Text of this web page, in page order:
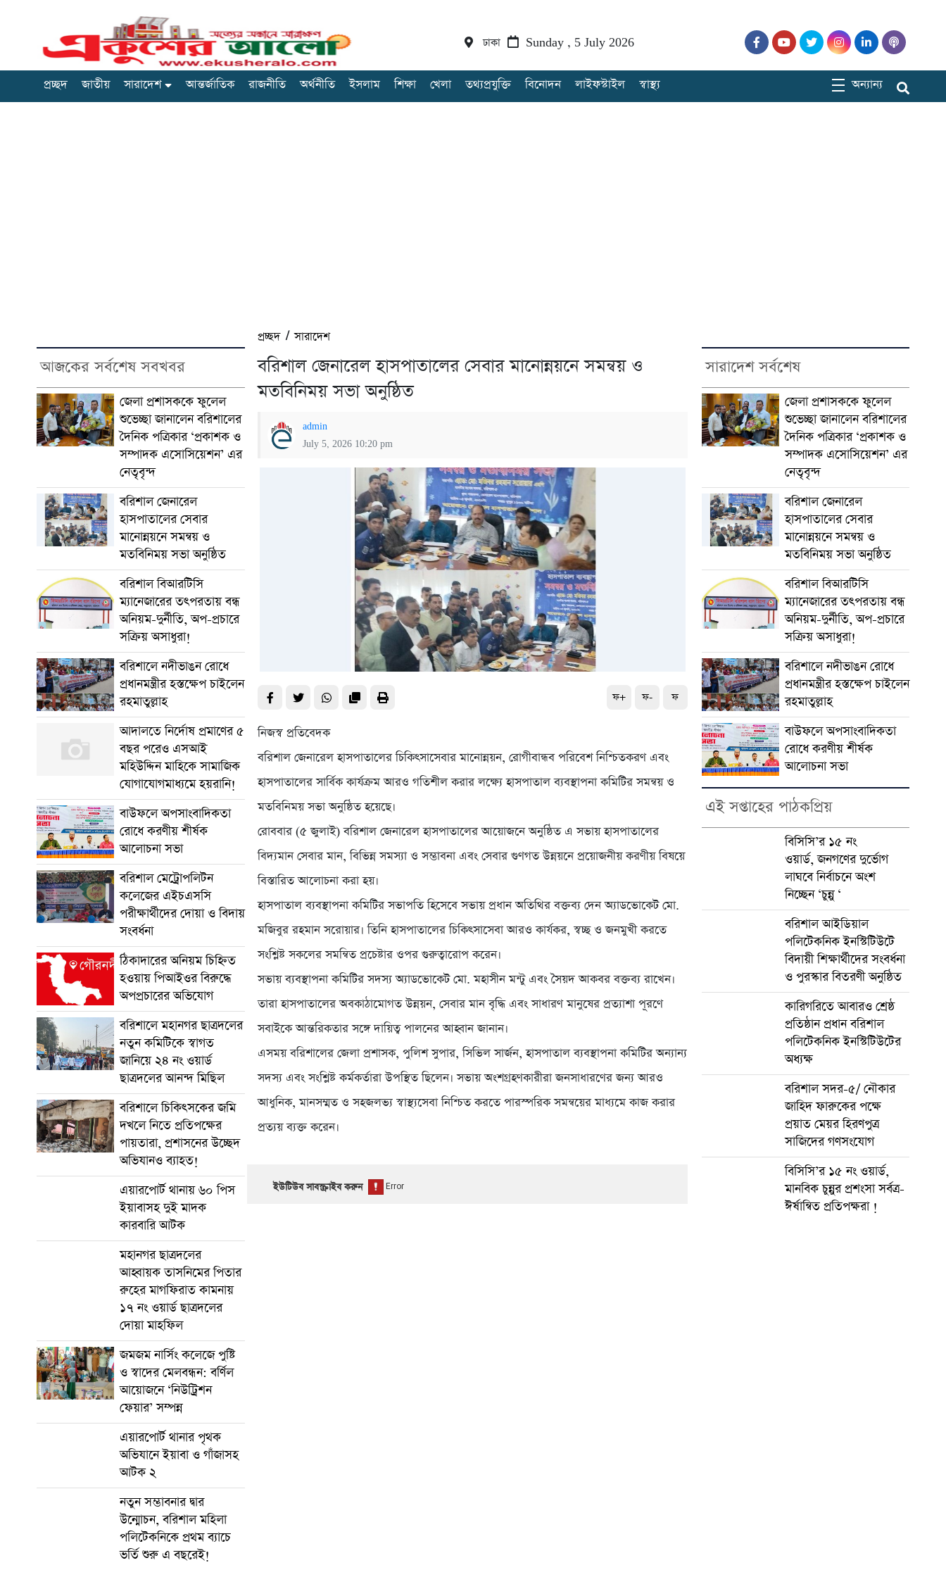
ঢাকা Sunday , 5 July 2026
প্রচ্ছদ জাতীয় সারাদেশ আন্তর্জাতিক রাজনীতি অর্থনীতি ইসলাম শিক্ষা খেলা তথ্যপ্রযুক্তি বিনোদন লাইফস্টাইল স্বাস্থ্য অন্যান্য
আজকের সর্বশেষ সবখবর
জেলা প্রশাসককে ফুলেল
শুভেচ্ছা জানালেন বরিশালের
দৈনিক পত্রিকার ‘প্রকাশক ও
সম্পাদক এসোসিয়েশন’ এর
নেতৃবৃন্দ
বরিশাল জেনারেল
হাসপাতালের সেবার
মানোন্নয়নে সমন্বয় ও
মতবিনিময় সভা অনুষ্ঠিত
বরিশাল বিআরটিসি
ম্যানেজারের তৎপরতায় বন্ধ
অনিয়ম-দুর্নীতি, অপ-প্রচারে
সক্রিয় অসাধুরা!
বরিশালে নদীভাঙন রোধে
প্রধানমন্ত্রীর হস্তক্ষেপ চাইলেন
রহমাতুল্লাহ
আদালতে নির্দোষ প্রমাণের ৫
বছর পরেও এসআই
মহিউদ্দিন মাহিকে সামাজিক
যোগাযোগমাধ্যমে হয়রানি!
বাউফলে অপসাংবাদিকতা
রোধে করণীয় শীর্ষক
আলোচনা সভা
বরিশাল মেট্রোপলিটন
কলেজের এইচএসসি
পরীক্ষার্থীদের দোয়া ও বিদায়
সংবর্ধনা
ঠিকাদারের অনিয়ম চিহ্নিত
হওয়ায় পিআইওর বিরুদ্ধে
অপপ্রচারের অভিযোগ
বরিশালে মহানগর ছাত্রদলের
নতুন কমিটিকে স্বাগত
জানিয়ে ২৪ নং ওয়ার্ড
ছাত্রদলের আনন্দ মিছিল
বরিশালে চিকিৎসকের জমি
দখলে নিতে প্রতিপক্ষের
পায়তারা, প্রশাসনের উচ্ছেদ
অভিযানও ব্যাহত!
এয়ারপোর্ট থানায় ৬০ পিস
ইয়াবাসহ দুই মাদক
কারবারি আটক
মহানগর ছাত্রদলের
আহ্বায়ক তাসনিমের পিতার
রুহের মাগফিরাত কামনায়
১৭ নং ওয়ার্ড ছাত্রদলের
দোয়া মাহফিল
জমজম নার্সিং কলেজে পুষ্টি
ও স্বাদের মেলবন্ধন: বর্ণিল
আয়োজনে ‘নিউট্রিশন
ফেয়ার’ সম্পন্ন
এয়ারপোর্ট থানার পৃথক
অভিযানে ইয়াবা ও গাঁজাসহ
আটক ২
নতুন সম্ভাবনার দ্বার
উন্মোচন, বরিশাল মহিলা
পলিটেকনিকে প্রথম ব্যাচে
ভর্তি শুরু এ বছরেই!
প্রচ্ছদ/সারাদেশ
বরিশাল জেনারেল হাসপাতালের সেবার মানোন্নয়নে সমন্বয় ও
মতবিনিময় সভা অনুষ্ঠিত
admin
July 5, 2026 10:20 pm
ফ+ ফ- ফ
নিজস্ব প্রতিবেদক
বরিশাল জেনারেল হাসপাতালের চিকিৎসাসেবার মানোন্নয়ন, রোগীবান্ধব পরিবেশ নিশ্চিতকরণ এবং
হাসপাতালের সার্বিক কার্যক্রম আরও গতিশীল করার লক্ষ্যে হাসপাতাল ব্যবস্থাপনা কমিটির সমন্বয় ও
মতবিনিময় সভা অনুষ্ঠিত হয়েছে।
রোববার (৫ জুলাই) বরিশাল জেনারেল হাসপাতালের আয়োজনে অনুষ্ঠিত এ সভায় হাসপাতালের
বিদ্যমান সেবার মান, বিভিন্ন সমস্যা ও সম্ভাবনা এবং সেবার গুণগত উন্নয়নে প্রয়োজনীয় করণীয় বিষয়ে
বিস্তারিত আলোচনা করা হয়।
হাসপাতাল ব্যবস্থাপনা কমিটির সভাপতি হিসেবে সভায় প্রধান অতিথির বক্তব্য দেন অ্যাডভোকেট মো.
মজিবুর রহমান সরোয়ার। তিনি হাসপাতালের চিকিৎসাসেবা আরও কার্যকর, স্বচ্ছ ও জনমুখী করতে
সংশ্লিষ্ট সকলের সমন্বিত প্রচেষ্টার ওপর গুরুত্বারোপ করেন।
সভায় ব্যবস্থাপনা কমিটির সদস্য অ্যাডভোকেট মো. মহাসীন মন্টু এবং সৈয়দ আকবর বক্তব্য রাখেন।
তারা হাসপাতালের অবকাঠামোগত উন্নয়ন, সেবার মান বৃদ্ধি এবং সাধারণ মানুষের প্রত্যাশা পূরণে
সবাইকে আন্তরিকতার সঙ্গে দায়িত্ব পালনের আহ্বান জানান।
এসময় বরিশালের জেলা প্রশাসক, পুলিশ সুপার, সিভিল সার্জন, হাসপাতাল ব্যবস্থাপনা কমিটির অন্যান্য
সদস্য এবং সংশ্লিষ্ট কর্মকর্তারা উপস্থিত ছিলেন। সভায় অংশগ্রহণকারীরা জনসাধারণের জন্য আরও
আধুনিক, মানসম্মত ও সহজলভ্য স্বাস্থ্যসেবা নিশ্চিত করতে পারস্পরিক সমন্বয়ের মাধ্যমে কাজ করার
প্রত্যয় ব্যক্ত করেন।
ইউটিউব সাবস্ক্রাইব করুন
সারাদেশ সর্বশেষ
জেলা প্রশাসককে ফুলেল
শুভেচ্ছা জানালেন বরিশালের
দৈনিক পত্রিকার ‘প্রকাশক ও
সম্পাদক এসোসিয়েশন’ এর
নেতৃবৃন্দ
বরিশাল জেনারেল
হাসপাতালের সেবার
মানোন্নয়নে সমন্বয় ও
মতবিনিময় সভা অনুষ্ঠিত
বরিশাল বিআরটিসি
ম্যানেজারের তৎপরতায় বন্ধ
অনিয়ম-দুর্নীতি, অপ-প্রচারে
সক্রিয় অসাধুরা!
বরিশালে নদীভাঙন রোধে
প্রধানমন্ত্রীর হস্তক্ষেপ চাইলেন
রহমাতুল্লাহ
বাউফলে অপসাংবাদিকতা
রোধে করণীয় শীর্ষক
আলোচনা সভা
এই সপ্তাহের পাঠকপ্রিয়
বিসিসি’র ১৫ নং
ওয়ার্ড, জনগণের দুর্ভোগ
লাঘবে নির্বাচনে অংশ
নিচ্ছেন ‘চুন্নু ‘
বরিশাল আইডিয়াল
পলিটেকনিক ইনস্টিটিউটে
বিদায়ী শিক্ষার্থীদের সংবর্ধনা
ও পুরস্কার বিতরণী অনুষ্ঠিত
কারিগরিতে আবারও শ্রেষ্ঠ
প্রতিষ্ঠান প্রধান বরিশাল
পলিটেকনিক ইনস্টিটিউটের
অধ্যক্ষ
বরিশাল সদর-৫/ নৌকার
জাহিদ ফারুকের পক্ষে
প্র‍য়াত মেয়র হিরণপুত্র
সাজিদের গণসংযোগ
বিসিসি’র ১৫ নং ওয়ার্ড,
মানবিক চুন্নুর প্রশংসা সর্বত্র-
ঈর্ষান্বিত প্রতিপক্ষরা !